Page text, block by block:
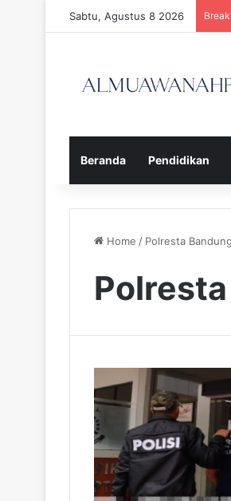
Sabtu, Agustus 8 2026
Beranda Pendidikan
Home / Polresta Bandung